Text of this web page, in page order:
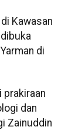
Kawasan
di
prakiraan
dan
Zainuddin